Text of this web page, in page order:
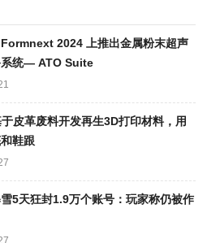
2024 上推出金属粉末超声
系统— ATO Suite
皮革废料开发再生3D打印材料，用
鞋跟
5天狂封1.9万个账号：玩家称仍被作